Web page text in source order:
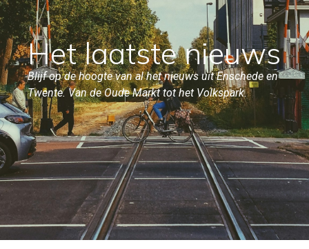
Het laatste nieuws
Blijf op de hoogte van al het nieuws uit Enschede en
Twente. Van de Oude Markt tot het Volkspark.